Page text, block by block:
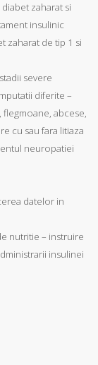
zaharat si
insulinic
zaharat de tip 1 si
severe
diferite –
abcese,
cu sau fara litiaza
neuropatiei
datelor in
nutritie – instruire
insulinei